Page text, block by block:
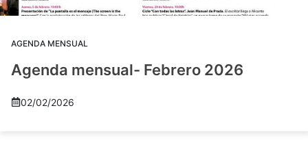
AGENDA MENSUAL
Agenda mensual- Febrero 2026
02/02/2026